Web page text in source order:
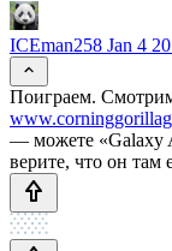
ICEman258 Jan 4
Поиграем.
— можете «Galaxy
верите, что он там